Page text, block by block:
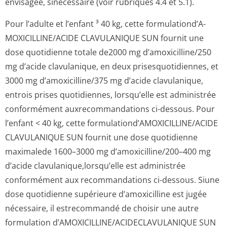
Pour l’adulte et l’enfant ³ 40 kg, cette formulationd’A­
MOXICILLINE/A­CIDE CLAVULANIQUE SUN fournit une
dose quotidienne totale de2000 mg d’amoxicilline/250
mg d’acide clavulanique, en deux prisesquotidiennes, et
3000 mg d’amoxicilline/375 mg d’acide clavulanique,
entrois prises quotidiennes, lorsqu’elle est administrée
conformément auxrecommandations ci-dessous. Pour
l’enfant < 40 kg, cette formulationd’A­MOXICILLINE/A­CIDE
CLAVULANIQUE SUN fournit une dose quotidienne
maximalede 1600–3000 mg d’amoxicilline/200–400 mg
d’acide clavulanique,lor­squ’elle est administrée
conformément aux recommandations ci-dessous. Siune
dose quotidienne supérieure d’amoxicilline est jugée
nécessaire, il estrecommandé de choisir une autre
formulation d’AMOXICILLINE/A­CIDECLAVULANI­QUE SUN